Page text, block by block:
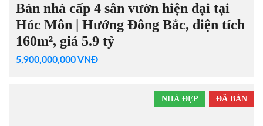
Bán nhà cấp 4 sân vườn hiện đại tại
Hóc Môn | Hướng Đông Bắc, diện tích
160m², giá 5.9 tỷ
5,900,000,000 VNĐ
ĐÃ BÁN
NHÀ ĐẸP